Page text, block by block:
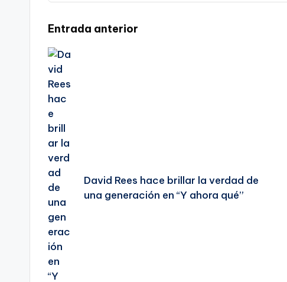
Navegación
de
entradas
Entrada anterior
David Rees hace brillar la verdad de
una generación en “Y ahora qué”